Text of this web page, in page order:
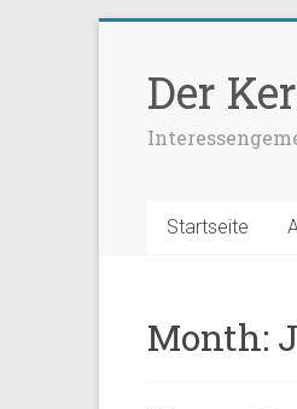
Der
Startseite
Month: